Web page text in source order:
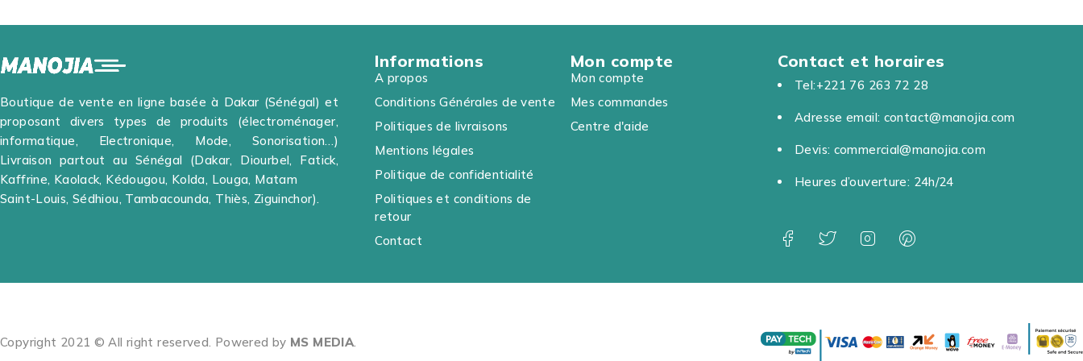
Boutique de vente en ligne basée à Dakar (Sénégal) et
proposant divers types de produits (électroménager,
informatique, Electronique, Mode, Sonorisation…)
Livraison partout au Sénégal (Dakar, Diourbel, Fatick,
Kaffrine, Kaolack, Kédougou, Kolda, Louga, Matam
Saint-Louis, Sédhiou, Tambacounda, Thiès, Ziguinchor).
Informations
A propos
Conditions Générales de vente
Politiques de livraisons
Mentions légales
Politique de confidentialité
Politiques et conditions de
retour
Contact
Mon compte
Mon compte
Mes commandes
Centre d'aide
Contact et horaires
Tel:+221 76 263 72 28
Adresse email: contact@manojia.com
Devis: commercial@manojia.com
Heures d’ouverture: 24h/24
Copyright 2021 © All right reserved. Powered by MS MEDIA